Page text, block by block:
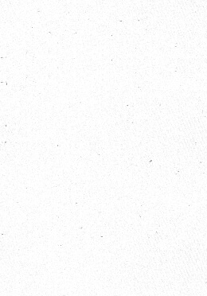
2020 / 11 / 26
歐比邁國際發發有限公司